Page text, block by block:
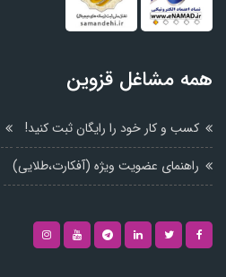
همه مشاغل قزوین
کسب و کار خود را رایگان ثبت کنید!
راهنمای عضویت ویژه (آفکارت،طلایی)